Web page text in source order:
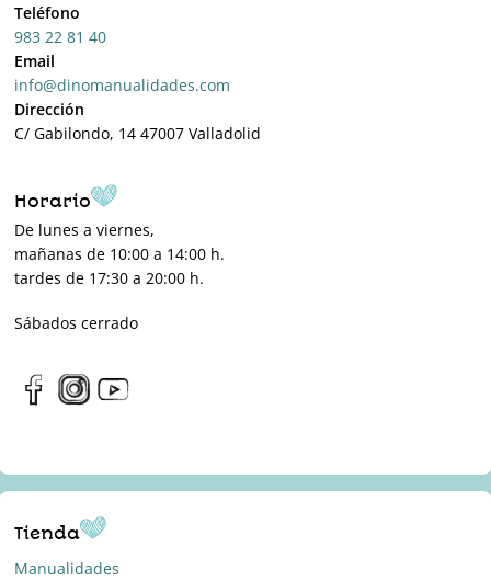
Teléfono
983 22 81 40
Email
info@dinomanualidades.com
Dirección
C/ Gabilondo, 14 47007 Valladolid
Horario
De lunes a viernes,
mañanas de 10:00 a 14:00 h.
tardes de 17:30 a 20:00 h.
Sábados cerrado
Tienda
Manualidades